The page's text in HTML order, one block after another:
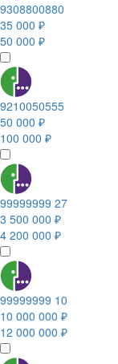
9308800880
35 000 ₽
50 000 ₽
9210050555
50 000 ₽
100 000 ₽
99999999 27
3 500 000 ₽
4 200 000 ₽
99999999 10
10 000 000 ₽
12 000 000 ₽